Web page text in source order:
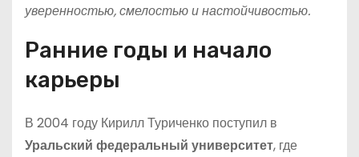
уверенностью, смелостью и настойчивостью.
Ранние годы и начало
карьеры
В 2004 году Кирилл Туриченко поступил в
Уральский федеральный университет, где